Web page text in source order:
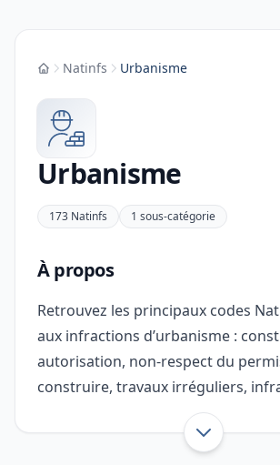
AccueilNatinfs Urbanisme
Urbanisme
173 Natinfs 1 sous-catégorie
À propos
Retrouvez les principaux codes
aux infractions d’urbanisme :
autorisation, non-respect du
construire, travaux irréguliers,
plan local d’urbanisme, occupation
sol et règles relatives auxAfficher